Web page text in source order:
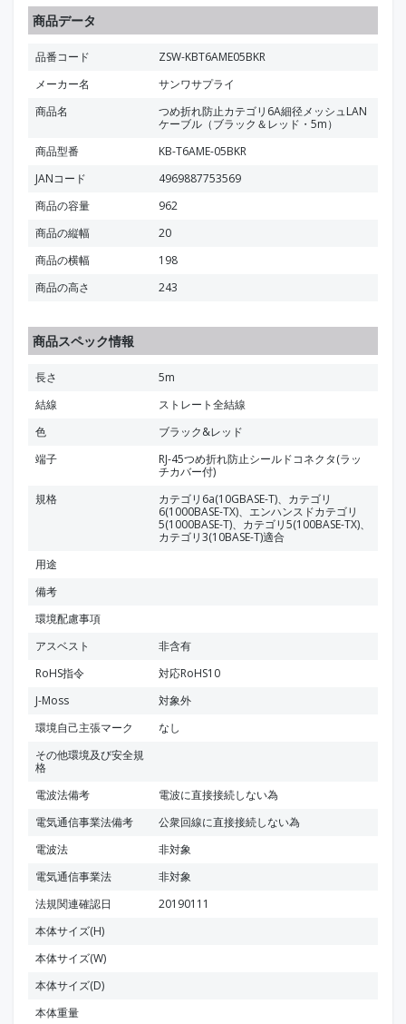
商品データ
品番コード
ZSW-KBT6AME05BKR
メーカー名
サンワサプライ
商品名
つめ折れ防止カテゴリ6A細径メッシュLAN
ケーブル（ブラック＆レッド・5m）
商品型番
KB-T6AME-05BKR
JANコード
4969887753569
商品の容量
962
商品の縦幅
20
商品の横幅
198
商品の高さ
243
商品スペック情報
長さ
5m
結線
ストレート全結線
色
ブラック&レッド
端子
RJ-45つめ折れ防止シールドコネクタ(ラッ
チカバー付)
規格
カテゴリ6a(10GBASE-T)、カテゴリ
6(1000BASE-TX)、エンハンスドカテゴリ
5(1000BASE-T)、カテゴリ5(100BASE-TX)、
カテゴリ3(10BASE-T)適合
用途
備考
環境配慮事項
アスベスト
非含有
RoHS指令
対応RoHS10
J-Moss
対象外
環境自己主張マーク
なし
その他環境及び安全規
格
電波法備考
電波に直接接続しない為
電気通信事業法備考
公衆回線に直接接続しない為
電波法
非対象
電気通信事業法
非対象
法規関連確認日
20190111
本体サイズ(H)
本体サイズ(W)
本体サイズ(D)
本体重量